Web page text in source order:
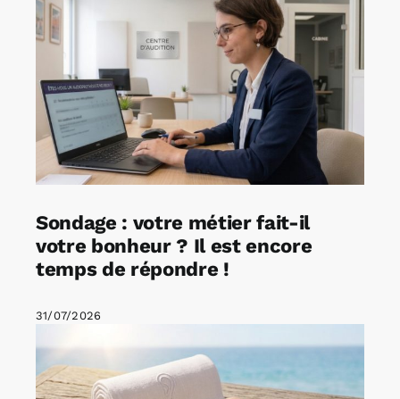
Sondage : votre métier fait-il
votre bonheur ? Il est encore
temps de répondre !
31/07/2026